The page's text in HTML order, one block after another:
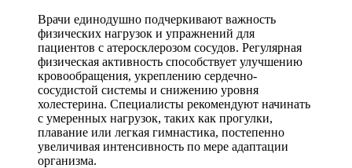
Врачи единодушно подчеркивают важность
физических нагрузок и упражнений для
пациентов с атеросклерозом сосудов. Регулярная
физическая активность способствует улучшению
кровообращения, укреплению сердечно-
сосудистой системы и снижению уровня
холестерина. Специалисты рекомендуют начинать
с умеренных нагрузок, таких как прогулки,
плавание или легкая гимнастика, постепенно
увеличивая интенсивность по мере адаптации
организма.